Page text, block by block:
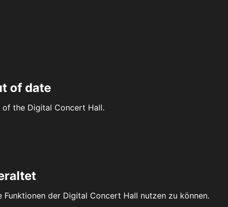
of date
the Digital Concert Hall.
der Digital Concert Hall nutzen zu können.